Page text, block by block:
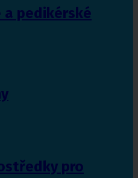
a pedikérské
pro